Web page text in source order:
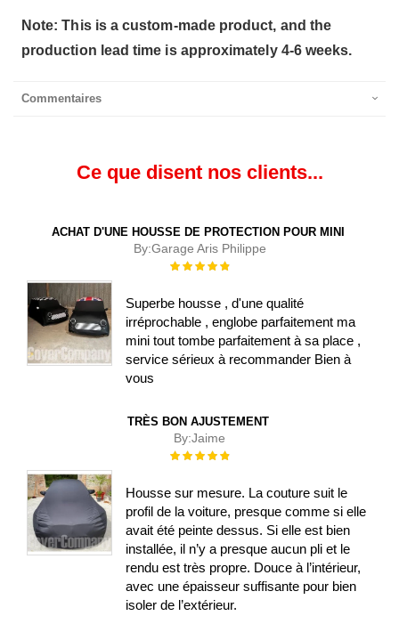
Note: This is a custom-made product, and the
production lead time is approximately 4-6 weeks.
Commentaires
Ce que disent nos clients...
ACHAT D'UNE HOUSSE DE PROTECTION POUR MINI
By:Garage Aris Philippe
Évaluation :
Superbe housse , d'une qualité
irréprochable , englobe parfaitement ma
mini tout tombe parfaitement à sa place ,
service sérieux à recommander Bien à
vous
TRÈS BON AJUSTEMENT
By:Jaime
Évaluation :
Housse sur mesure. La couture suit le
profil de la voiture, presque comme si elle
avait été peinte dessus. Si elle est bien
installée, il n’y a presque aucun pli et le
rendu est très propre. Douce à l’intérieur,
avec une épaisseur suffisante pour bien
isoler de l’extérieur.